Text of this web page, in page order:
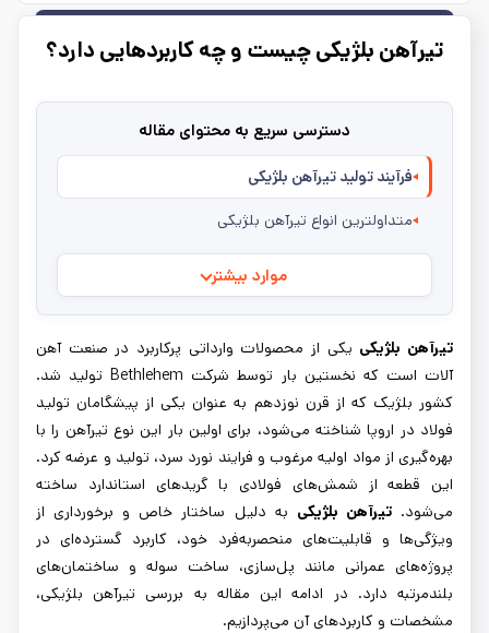
تیرآهن بلژیکی چیست و چه کاربردهایی دارد؟
دسترسی سریع به محتوای مقاله
فرآیند تولید تیرآهن بلژیکی
متداولترین انواع تیرآهن بلژیکی
موارد بیشتر
تیرآهن بلژیکی یکی از محصولات وارداتی پرکاربرد در صنعت آهن
آلات است که نخستین بار توسط شرکت Bethlehem تولید شد.
کشور بلژیک که از قرن نوزدهم به عنوان یکی از پیشگامان تولید
فولاد در اروپا شناخته می‌شود، برای اولین بار این نوع تیرآهن را با
بهره‌گیری از مواد اولیه مرغوب و فرایند نورد سرد، تولید و عرضه کرد.
این قطعه از شمش‌های فولادی با گریدهای استاندارد ساخته
می‌شود.تیرآهن بلژیکی به دلیل ساختار خاص و برخورداری از
ویژگی‌ها و قابلیت‌های منحصر‌به‌فرد خود، کاربرد گسترده‌ای در
پروژه‌های عمرانی مانند پل‌‌سازی، ساخت سوله و ساختمان‌های
بلندمرتبه دارد. در ادامه این مقاله به بررسی تیرآهن بلژیکی،
مشخصات و کاربردهای آن می‌پردازیم.